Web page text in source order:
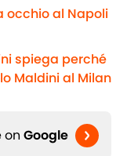
occhio al Napoli
spiega perché
Maldini al Milan
on Google